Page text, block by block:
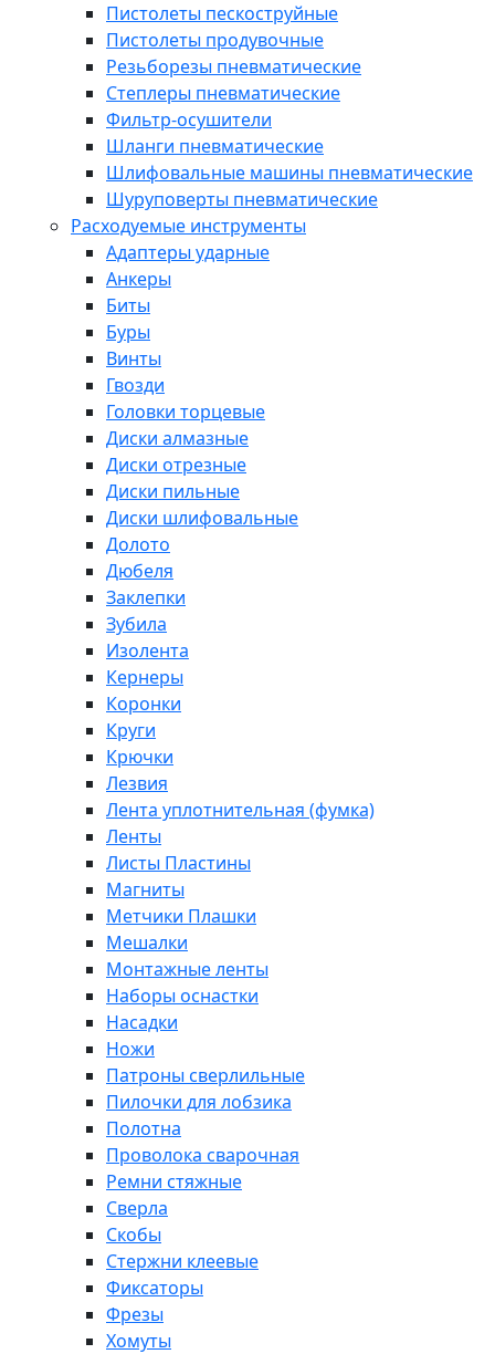
Пистолеты пескоструйные
Пистолеты продувочные
Резьборезы пневматические
Степлеры пневматические
Фильтр-осушители
Шланги пневматические
Шлифовальные машины пневматические
Шуруповерты пневматические
Расходуемые инструменты
Адаптеры ударные
Анкеры
Биты
Буры
Винты
Гвозди
Головки торцевые
Диски алмазные
Диски отрезные
Диски пильные
Диски шлифовальные
Долото
Дюбеля
Заклепки
Зубила
Изолента
Кернеры
Коронки
Круги
Крючки
Лезвия
Лента уплотнительная (фумка)
Ленты
Листы Пластины
Магниты
Метчики Плашки
Мешалки
Монтажные ленты
Наборы оснастки
Насадки
Ножи
Патроны сверлильные
Пилочки для лобзика
Полотна
Проволока сварочная
Ремни стяжные
Сверла
Скобы
Стержни клеевые
Фиксаторы
Фрезы
Хомуты